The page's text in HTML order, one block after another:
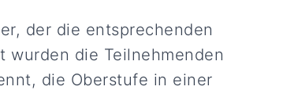
der die entsprechenden
die Teilnehmenden
die Oberstufe in einer